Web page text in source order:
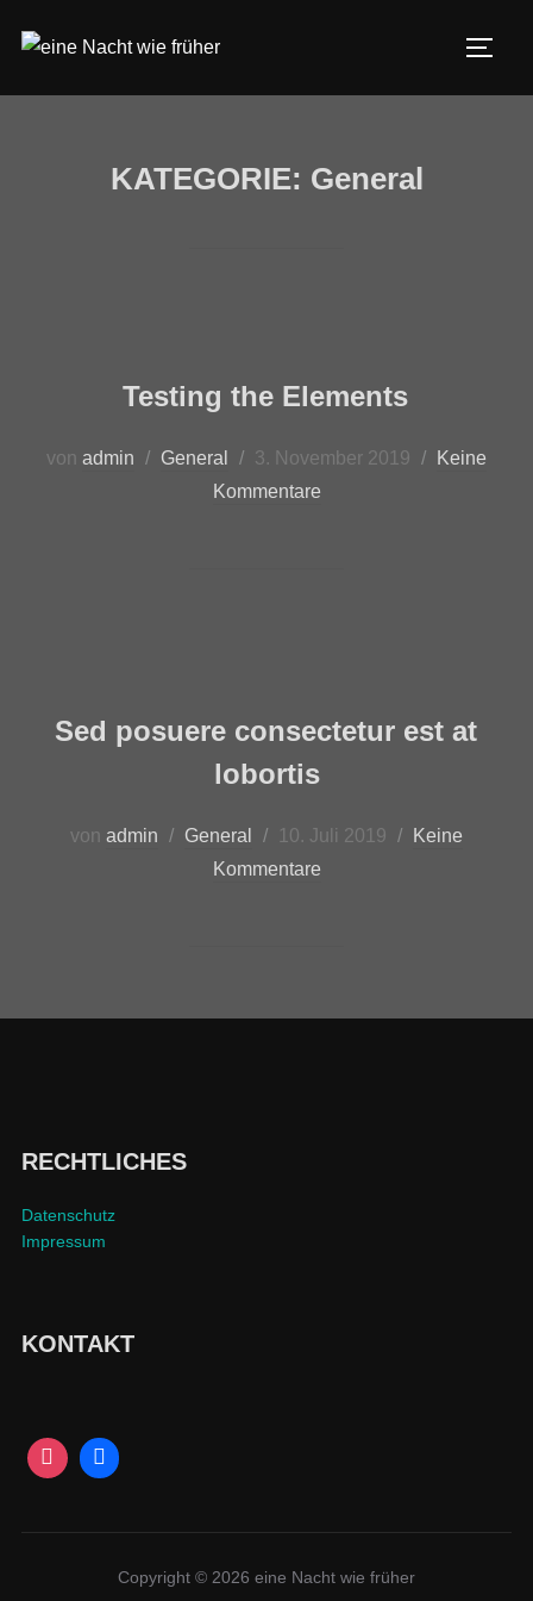
KATEGORIE: General
Testing the Elements
von admin General 3. November 2019
Keine
Kommentare
Sed posuere consectetur est at
lobortis
von admin General 10. Juli 2019
Keine
Kommentare
RECHTLICHES
Datenschutz
Impressum
KONTAKT
Copyright © 2026 eine Nacht wie früher